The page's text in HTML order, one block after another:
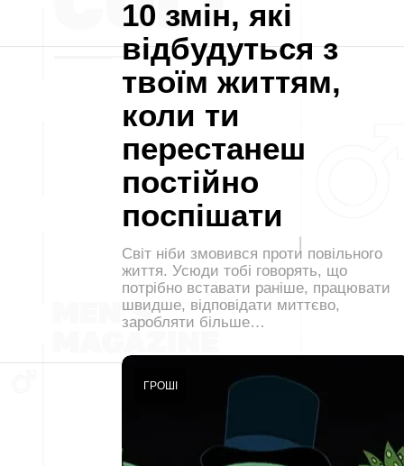
10 змін, які
відбудуться з
твоїм життям,
коли ти
перестанеш
постійно
поспішати
Світ ніби змовився проти повільного
життя. Усюди тобі говорять, що
потрібно вставати раніше, працювати
швидше, відповідати миттєво,
заробляти більше…
ГРОШІ